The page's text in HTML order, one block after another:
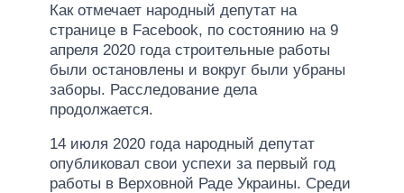
Как отмечает народный депутат на
странице в Facebook, по состоянию на 9
апреля 2020 года строительные работы
были остановлены и вокруг были убраны
заборы. Расследование дела
продолжается.
14 июля 2020 года народный депутат
опубликовал свои успехи за первый год
работы в Верховной Раде Украины. Среди